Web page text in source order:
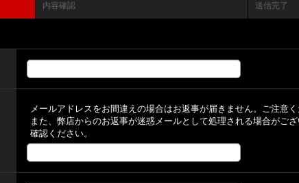
内容確認 送信完了
メールアドレスをお間違えの場合はお返事が届きません。ご注意く
また、弊店からのお返事が迷惑メールとして処理される場合がご
確認ください。